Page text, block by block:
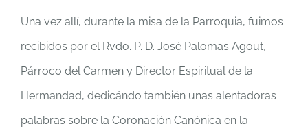
Una vez allí, durante la misa de la Parroquia, fuimos
recibidos por el Rvdo. P. D. José Palomas Agout,
Párroco del Carmen y Director Espiritual de la
Hermandad, dedicándo también unas alentadoras
palabras sobre la Coronación Canónica en la